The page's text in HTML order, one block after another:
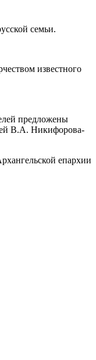
семьи.
известного
предложены
В.А. Никифорова-
епархии